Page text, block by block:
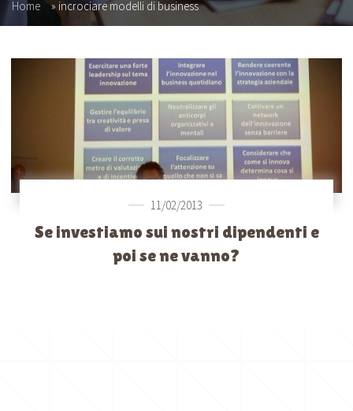
Home » incrociare modelli di business
11/02/2013
Se investiamo sui nostri dipendenti e
poi se ne vanno?